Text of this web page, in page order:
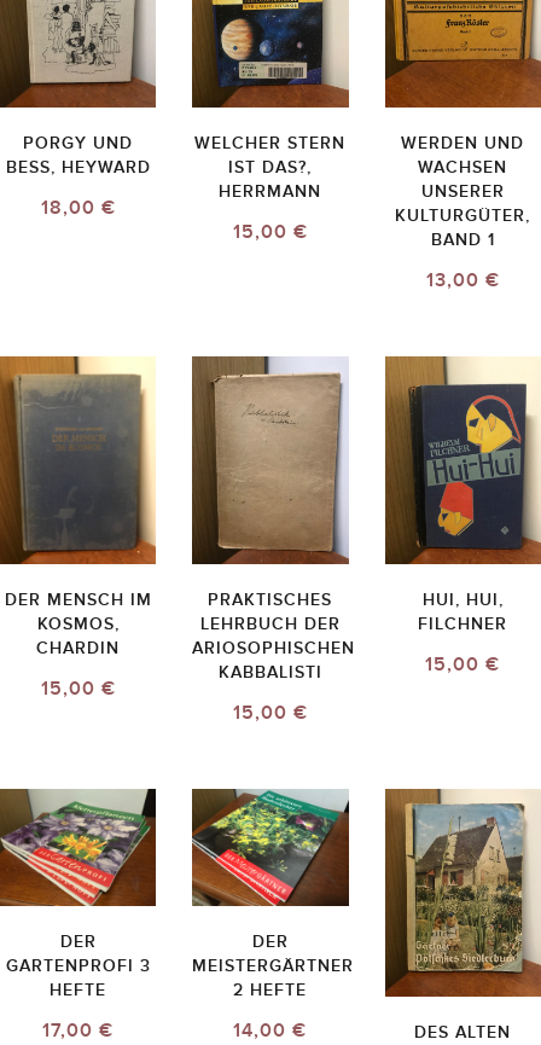
PORGY UND
BESS, HEYWARD
18,00 €
WELCHER STERN
IST DAS?,
HERRMANN
15,00 €
WERDEN UND
WACHSEN
UNSERER
KULTURGÜTER,
BAND 1
13,00 €
DER MENSCH IM
KOSMOS,
CHARDIN
15,00 €
PRAKTISCHES
LEHRBUCH DER
ARIOSOPHISCHEN
KABBALISTI
15,00 €
HUI, HUI,
FILCHNER
15,00 €
DER
GARTENPROFI 3
HEFTE
17,00 €
DER
MEISTERGÄRTNER
2 HEFTE
14,00 €
DES ALTEN